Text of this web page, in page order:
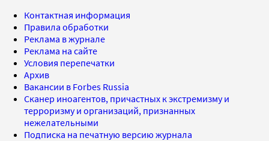
Контактная информация
Правила обработки
Реклама в журнале
Реклама на сайте
Условия перепечатки
Архив
Вакансии в Forbes Russia
Сканер иноагентов, причастных к экстремизму и
терроризму и организаций, признанных
нежелательными
Подписка на печатную версию журнала